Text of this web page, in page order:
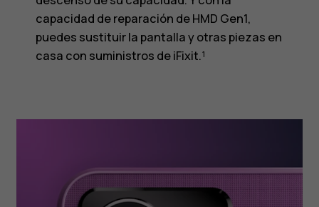
capacidad de reparación de HMD Gen1,
puedes sustituir la pantalla y otras piezas en
casa con suministros de iFixit.¹